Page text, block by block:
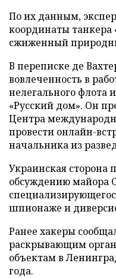
По их данным,
координаты танкера
сжиженный
В переписке де
вовлеченность в
нелегального флота
«Русский дом». Он
Центра
провести онлайн-
начальника из
Украинская сторона
обсуждению майора
шпионаже и
Ранее хакеры
раскрывающим
объектам в
года.